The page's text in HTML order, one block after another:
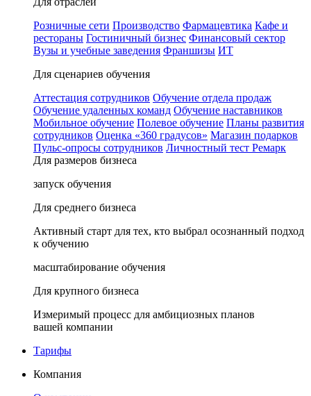
Розничные сети Производство Фармацевтика Кафе и
рестораны Гостиничный бизнес Финансовый сектор
Вузы и учебные заведения Франшизы ИТ
Для сценариев обучения
Аттестация сотрудников Обучение отдела продаж
Обучение удаленных команд Обучение наставников
Мобильное обучение Полевое обучение Планы развития
сотрудников Оценка «360 градусов» Магазин подарков
Пульс-опросы сотрудников Личностный тест Ремарк
Для размеров бизнеса
запуск обучения
Для среднего бизнеса
Активный старт для тех, кто выбрал осознанный подход
к обучению
масштабирование обучения
Для крупного бизнеса
Измеримый процесс для амбициозных планов
вашей компании
Тарифы
Компания